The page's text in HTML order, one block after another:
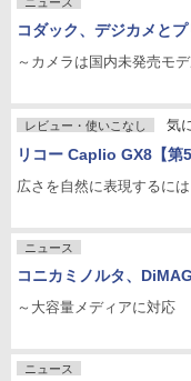
コダック、デジカメと
～カメラは国内未発売モ
レビュー・使いこなし 気
リコー Caplio GX8【第5
広さを自然に表現するには
ニュース
コニカミノルタ、
～大容量メディアに対応
ニュース